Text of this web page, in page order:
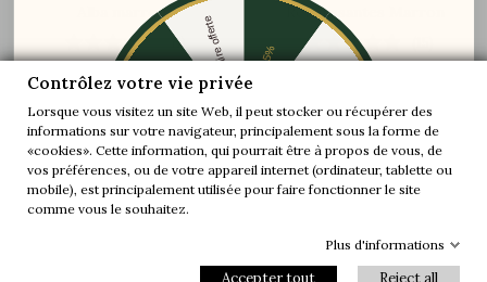
Alba marron
(1)
199,90 €
Rehaussantes Marron
+9 cm +9 cm 
Contrôlez votre vie privée
Lorsque vous visitez un site Web, il peut stocker ou récupérer des
informations sur votre navigateur, principalement sous la forme de
«cookies». Cette information, qui pourrait être à propos de vous, de
vos préférences, ou de votre appareil internet (ordinateur, tablette ou
mobile), est principalement utilisée pour faire fonctionner le site
comme vous le souhaitez.
Plus d'informations
Accepter tout Reject all
-5%
-20%
-30%
Une paire offerte
-10%
-20%
-30% Une paire offerte